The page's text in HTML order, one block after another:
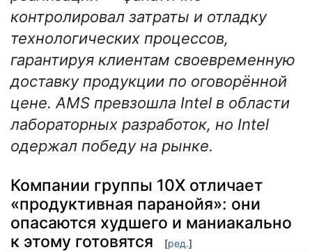
контролировал затраты и отладку
технологических процессов,
гарантируя клиентам своевременную
доставку продукции по оговорённой
цене. AMS превзошла Intel в области
лабораторных разработок, но Intel
одержал победу на рынке.
Компании группы 10X отличает
«продуктивная паранойя»: они
опасаются худшего и маниакально
к этому готовятся
[ред.]